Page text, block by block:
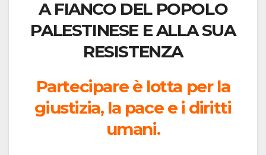
A FIANCO DEL POPOLO
PALESTINESE E ALLA SUA
RESISTENZA
Partecipare è lotta per la
giustizia, la pace e i diritti
umani.